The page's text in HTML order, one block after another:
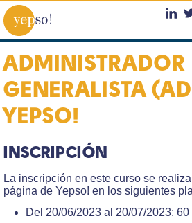
ADMINISTRADOR
GENERALISTA
YEPSO!
INSCRIPCIÓN
La inscripción en este curso se
página de Yepso! en los siguientes
Del 20/06/2023 al 20/07/2023: 60